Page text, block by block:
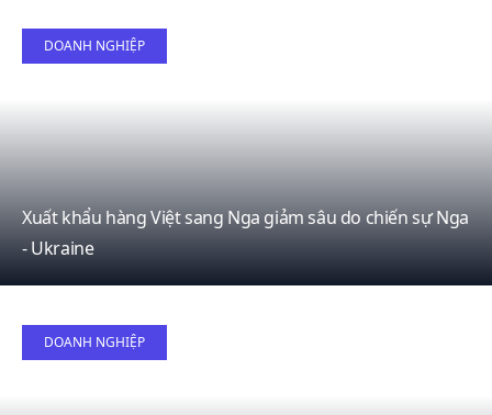
DOANH NGHIỆP
Xuất khẩu hàng Việt sang Nga giảm sâu do chiến sự Nga
- Ukraine
DOANH NGHIỆP